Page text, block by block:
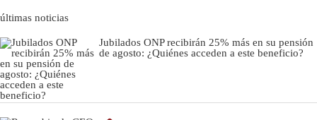
últimas noticias
Jubilados ONP recibirán 25% más en su pensión
de agosto: ¿Quiénes acceden a este beneficio?